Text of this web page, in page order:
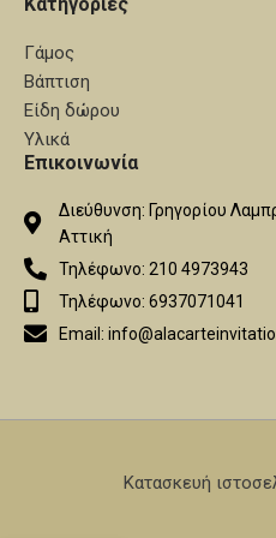
Γάμος
Βάπτιση
Είδη δώρου
Υλικά
Επικοινωνία
Διεύθυνση: Γρηγορίου
Αττική
Τηλέφωνο: 210 4973943
Τηλέφωνο: 6937071041
Email:
Κατασκευή